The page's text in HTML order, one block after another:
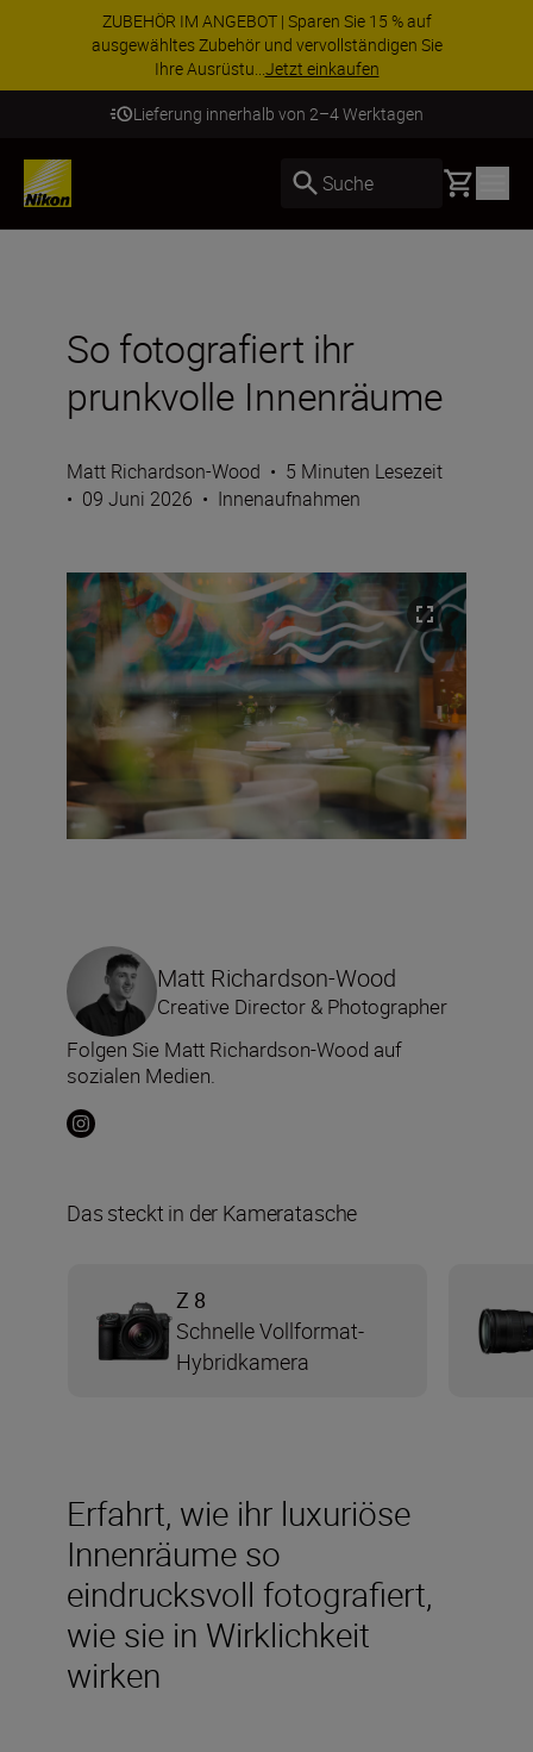
ZUBEHÖR IM ANGEBOT | Sparen Sie 15 % auf
ausgewähltes Zubehör und vervollständigen Sie
Ihre Ausrüstu...Jetzt einkaufen
Lieferung innerhalb von 2–4 Werktagen
Suche Basket
So fotografiert ihr
prunkvolle Innenräume
Matt Richardson-Wood • 5 Minuten Lesezeit
• 09 Juni 2026 • Innenaufnahmen
Erfahrt, wie ihr luxuriöse
Innenräume so
eindrucksvoll fotografiert,
wie sie in Wirklichkeit
wirken
Matt Richardson-Wood
Creative Director & Photographer
Folgen Sie Matt Richardson-Wood auf
sozialen Medien.
Das steckt in der Kameratasche
Z 8
Schnelle Vollformat-
Hybridkamera